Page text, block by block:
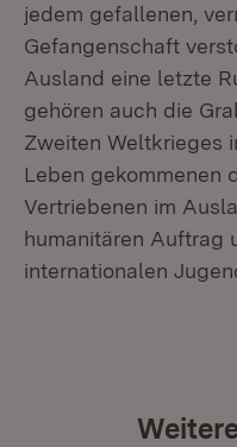
jedem gefallenen,
Gefangenschaft
Ausland eine letzte
gehören auch die
Zweiten Weltkrieges
Leben gekommenen
Vertriebenen im
humanitären Auftrag
internationalen